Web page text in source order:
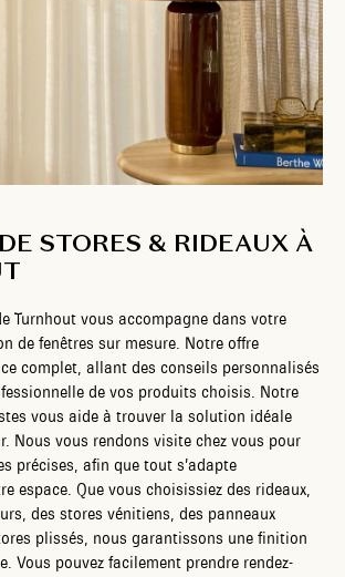
STORES & RIDEAUX À
Turnhout vous accompagne dans votre
de fenêtres sur mesure. Notre offre
complet, allant des conseils personnalisés
de vos produits choisis. Notre
vous aide à trouver la solution idéale
Nous vous rendons visite chez vous pour
précises, afin que tout s’adapte
espace. Que vous choisissiez des rideaux,
des stores vénitiens, des panneaux
plissés, nous garantissons une finition
Vous pouvez facilement prendre rendez-